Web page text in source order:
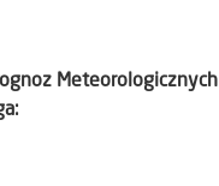
Meteorologicznych